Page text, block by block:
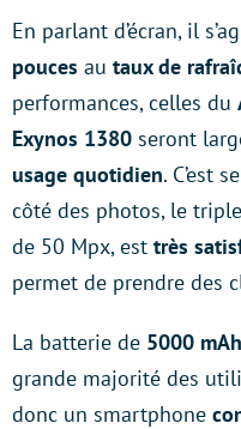
En parlant d’écran, il
pouces au taux de
performances, celles du
Exynos 1380 seront
usage quotidien. C’est
côté des photos, le
de 50 Mpx, est très
permet de prendre des
La batterie de 5000 mAh
grande majorité des
donc un smartphone